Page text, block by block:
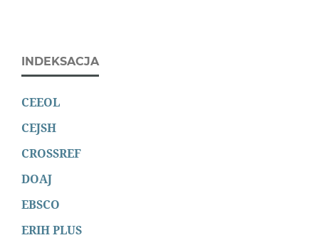
INDEKSACJA
CEEOL
CEJSH
CROSSREF
DOAJ
EBSCO
ERIH PLUS